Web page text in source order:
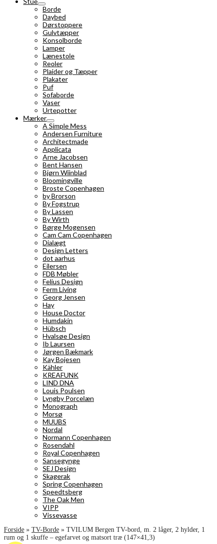
Borde
Daybed
Dørstoppere
Gulvtæpper
Konsolborde
Lamper
Lænestole
Reoler
Plaider og Tæpper
Plakater
Puf
Sofaborde
Vaser
Urtepotter
Mærker
A Simple Mess
Andersen Furniture
Architectmade
Applicata
Arne Jacobsen
Bent Hansen
Bjørn Wiinblad
Bloomingville
Broste Copenhagen
by Brorson
By Fogstrup
By Lassen
By Wirth
Børge Mogensen
Cam Cam Copenhagen
Dialægt
Design Letters
dot aarhus
Eilersen
FDB Møbler
Felius Design
Ferm Living
Georg Jensen
Hay
House Doctor
Humdakin
Hübsch
Hvalsøe Design
Ib Laursen
Jørgen Bækmark
Kay Bojesen
Kähler
KREAFUNK
LIND DNA
Louis Poulsen
Lyngby Porcelæn
Monograph
Morsø
MUUBS
Nordal
Normann Copenhagen
Rosendahl
Royal Copenhagen
Sansegynge
SEJ Design
Skagerak
Spring Copenhagen
Speedtsberg
The Oak Men
VIPP
Vissevasse
Forside » TV-Borde » TVILUM Bergen TV-bord, m. 2 låger, 2 hylder, 1
rum og 1 skuffe – egefarvet og matsort træ (147×41,3)